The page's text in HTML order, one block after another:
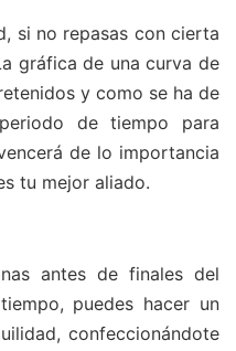
si no repasas con cierta
gráfica de una curva de
y como se ha de
de tiempo para
de lo importancia
tu mejor aliado.
antes de finales del
puedes hacer un
confeccionándote